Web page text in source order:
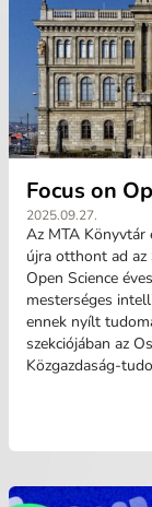
Focus on
2025.09.27.
Az MTA Könyvtár
újra otthont ad az
Open Science
mesterséges
ennek nyílt
szekciójában az
Közgazdaság-